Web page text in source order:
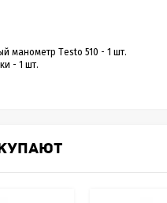
манометр Тesto 510 - 1 шт.
- 1 шт.